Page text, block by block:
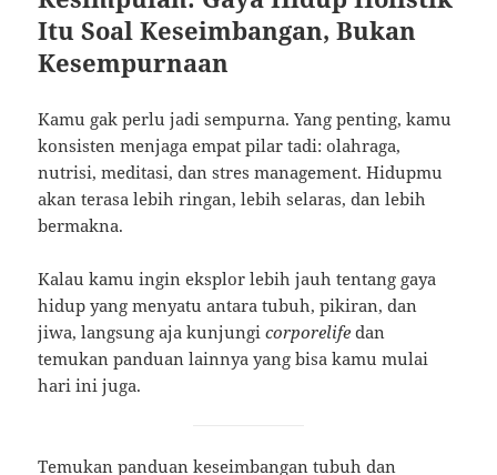
Itu Soal Keseimbangan, Bukan
Kesempurnaan
Kamu gak perlu jadi sempurna. Yang penting, kamu
konsisten menjaga empat pilar tadi: olahraga,
nutrisi, meditasi, dan stres management. Hidupmu
akan terasa lebih ringan, lebih selaras, dan lebih
bermakna.
Kalau kamu ingin eksplor lebih jauh tentang gaya
hidup yang menyatu antara tubuh, pikiran, dan
jiwa, langsung aja kunjungicorporelife dan
temukan panduan lainnya yang bisa kamu mulai
hari ini juga.
Temukan panduan keseimbangan tubuh dan